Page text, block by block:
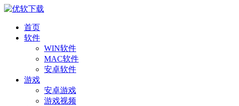
首页
软件
WIN软件
MAC软件
安卓软件
游戏
安卓游戏
游戏视频